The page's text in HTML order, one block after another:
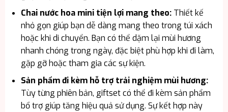
Chai nước hoa mini tiện lợi mang theo:Thiết kế
nhỏ gọn giúp bạn dễ dàng mang theo trong túi xách
hoặc khi di chuyển. Bạn có thể dặm lại mùi hương
nhanh chóng trong ngày, đặc biệt phù hợp khi đi làm,
gặp gỡ hoặc tham gia các sự kiện.
Sản phẩm đi kèm hỗ trợ trải nghiệm mùi hương:
Tùy từng phiên bản, giftset có thể đi kèm sản phẩm
bổ trợ giúp tăng hiệu quả sử dụng. Sự kết hợp này